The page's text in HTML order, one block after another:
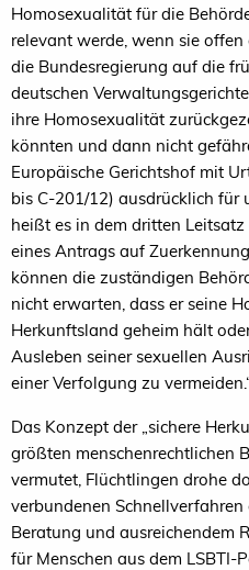
Homosexualität für die
relevant werde, wenn sie
die Bundesregierung auf die
deutschen
ihre Homosexualität
könnten und dann nicht
Europäische Gerichtshof mit
bis C-201/12) ausdrücklich
heißt es in dem dritten
eines Antrags auf
können die zuständigen
nicht erwarten, dass er seine
Herkunftsland geheim hält
Ausleben seiner sexuellen
einer Verfolgung zu
Das Konzept der „sichere
größten menschenrechtlichen
vermutet, Flüchtlingen drohe
verbundenen
Beratung und ausreichendem
für Menschen aus dem LSBTI-